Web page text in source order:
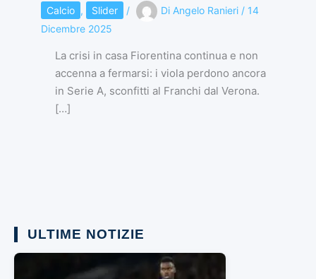
Calcio , Slider / Di Angelo Ranieri / 14
Dicembre 2025
La crisi in casa Fiorentina continua e non
accenna a fermarsi: i viola perdono ancora
in Serie A, sconfitti al Franchi dal Verona.
[…]
ULTIME NOTIZIE